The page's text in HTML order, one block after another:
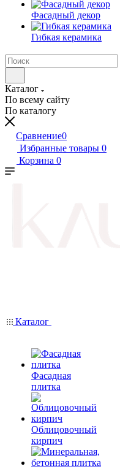
Фасадный декор
Гибкая керамика
Каталог
По всему сайту
По каталогу
Сравнение0
Избранные товары 0
Корзина 0
Каталог
Фасадная
плитка
Облицовочный
кирпич